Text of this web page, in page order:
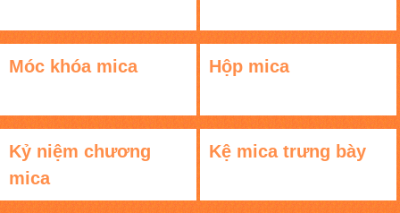
Móc khóa mica Hộp mica
Kỷ niệm chương
mica
Kệ mica trưng bày